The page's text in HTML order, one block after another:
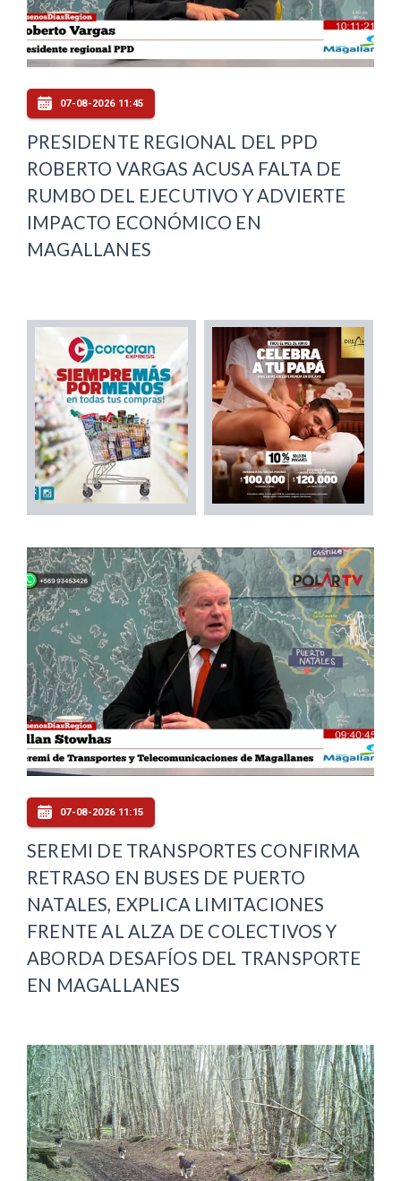
07-08-2026 11:45
PRESIDENTE REGIONAL DEL PPD
ROBERTO VARGAS ACUSA FALTA DE
RUMBO DEL EJECUTIVO Y ADVIERTE
IMPACTO ECONÓMICO EN
MAGALLANES
07-08-2026 11:15
SEREMI DE TRANSPORTES CONFIRMA
RETRASO EN BUSES DE PUERTO
NATALES, EXPLICA LIMITACIONES
FRENTE AL ALZA DE COLECTIVOS Y
ABORDA DESAFÍOS DEL TRANSPORTE
EN MAGALLANES